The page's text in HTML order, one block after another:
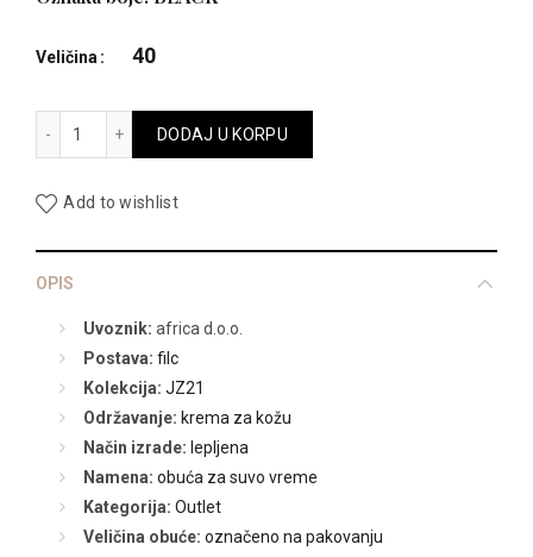
12.990,00 RSD.
Veličina 40
DODAJ U KORPU
Add to wishlist
OPIS
Uvoznik: africa d.o.o.
Postava: filc
Kolekcija: JZ21
Održavanje: krema za kožu
Način izrade: lepljena
Namena: obuća za suvo vreme
Kategorija: Outlet
Veličina obuće: označeno na pakovanju